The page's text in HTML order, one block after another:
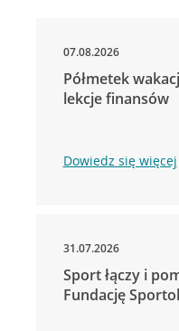
07.08.2026
Półmetek
lekcje finansów
Dowiedz się więcej
31.07.2026
Sport łączy i
Fundację